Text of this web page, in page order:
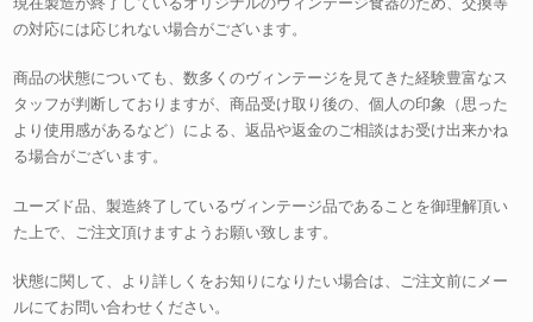
の対応には応じれない場合がございます。
商品の状態についても、数多くのヴィンテージを見てきた経験豊富なス
タッフが判断しておりますが、商品受け取り後の、個人の印象（思った
より使用感があるなど）による、返品や返金のご相談はお受け出来かね
る場合がございます。
ユーズド品、製造終了しているヴィンテージ品であることを御理解頂い
た上で、ご注文頂けますようお願い致します。
状態に関して、より詳しくをお知りになりたい場合は、ご注文前にメー
ルにてお問い合わせください。